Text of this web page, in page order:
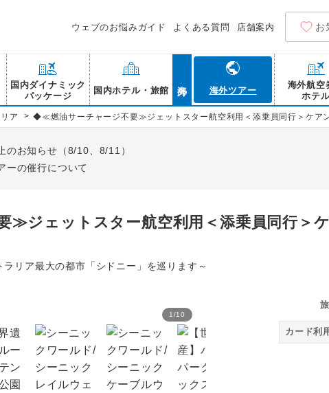
ウェブのお悩みガイド よくある質問 店舗案内 お
国内ダイナミック
パッケージ
国内ホテル・旅館 海外ツアー
海外航空
ホテ
ア > ◆≪燃油サーチャージ不要≫ジェットスター航空利用＜添乗員同行＞ケア
のお知らせ（8/10、8/11）
ーの催行について
ジェットスター航空利用＜添乗員同行＞
リア最大の都市「シドニー」を巡ります～
1 /10
カード利